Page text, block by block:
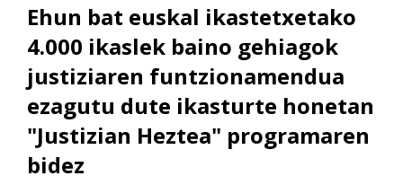
Ehun bat euskal ikastetxetako
4.000 ikaslek baino gehiagok
justiziaren funtzionamendua
ezagutu dute ikasturte honetan
"Justizian Heztea" programaren
bidez